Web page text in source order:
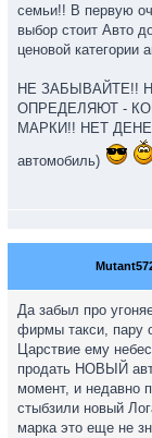
семьи!! В первую
выбор стоит Авто
ценовой категории
НЕ ЗАБЫВАЙТЕ!!
ОПРЕДЕЛЯЮТ -
МАРКИ!! НЕТ
автомобиль)
Да забыл про
фирмы такси, пару
Царствие ему
продать НОВЫЙ
момент, и недавно
стыбзили новый
марка это еще не